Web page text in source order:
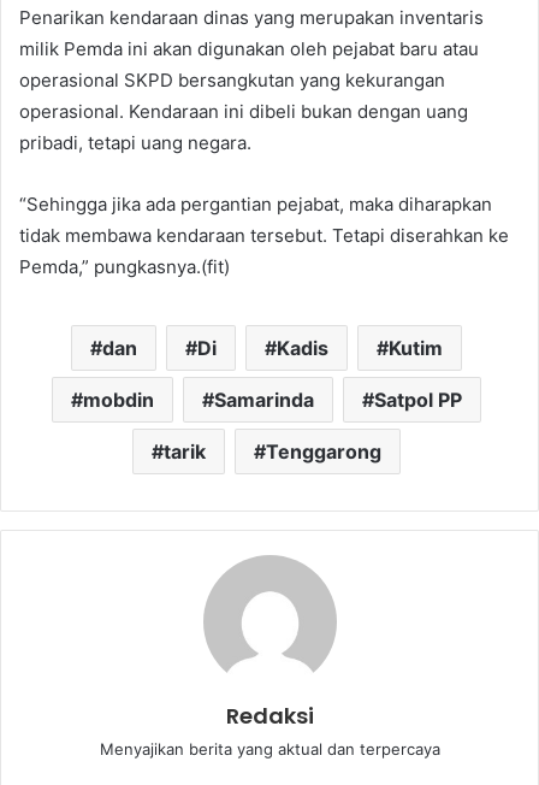
Penarikan kendaraan dinas yang merupakan inventaris
milik Pemda ini akan digunakan oleh pejabat baru atau
operasional SKPD bersangkutan yang kekurangan
operasional. Kendaraan ini dibeli bukan dengan uang
pribadi, tetapi uang negara.
“Sehingga jika ada pergantian pejabat, maka diharapkan
tidak membawa kendaraan tersebut. Tetapi diserahkan ke
Pemda,” pungkasnya.(fit)
dan Di Kadis Kutim
mobdin Samarinda Satpol PP
tarik Tenggarong
Redaksi
Menyajikan berita yang aktual dan terpercaya